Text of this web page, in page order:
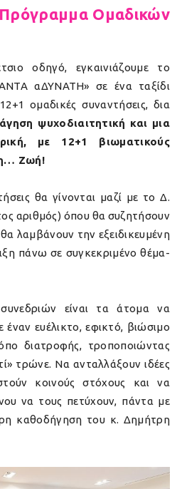
Ομαδικών
οδηγό, εγκαινιάζουμε το
αΔΥΝΑΤΗ» σε ένα ταξίδι
ομαδικές συναντήσεις, δια
ψυχοδιαιτητική και μια
με 12+1 βιωματικούς
Ζωή!
θα γίνονται μαζί με το Δ.
αριθμός) όπου θα συζητήσουν
λαμβάνουν την εξειδικευμένη
πάνω σε συγκεκριμένο θέμα-
είναι τα άτομα να
έναν ευέλικτο, εφικτό, βιώσιμο
διατροφής, τροποποιώντας
τρώνε. Να ανταλλάξουν ιδέες
κοινούς στόχους και να
να τους πετύχουν, πάντα με
καθοδήγηση του κ. Δημήτρη